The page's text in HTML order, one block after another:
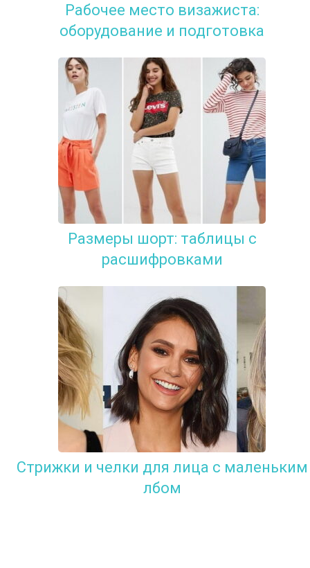
Рабочее место визажиста:
оборудование и подготовка
Размеры шорт: таблицы с
расшифровками
Стрижки и челки для лица с маленьким
лбом